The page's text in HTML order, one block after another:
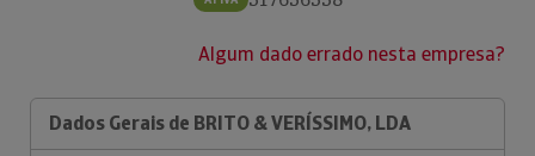
Algum dado errado nesta empresa?
Dados Gerais de BRITO & VERÍSSIMO, LDA